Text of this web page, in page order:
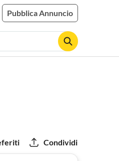
Pubblica Annuncio
Condividi